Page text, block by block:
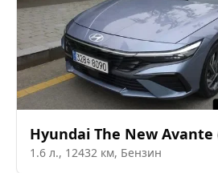
Hyundai The New Avante
1.6 л., 12432 км, Бензин